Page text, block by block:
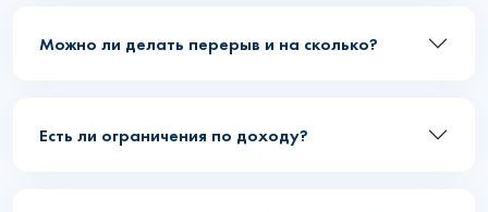
Можно ли делать перерыв и на сколько?
Есть ли ограничения по доходу?